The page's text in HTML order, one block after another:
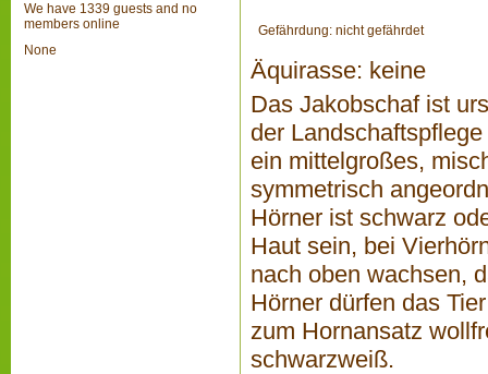
We have 1339 guests and no
members online
None
Gefährdung: nicht gefährdet
Äquirasse: keine
Das Jakobschaf ist
der
ein mittelgroßes,
symmetrisch
Hörner ist schwarz
Haut sein, bei
nach oben wachsen,
Hörner dürfen das
zum Hornansatz
schwarzweiß.